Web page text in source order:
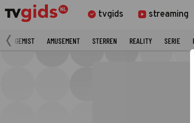
tvgids streaming
GEMIST AMUSEMENT STERREN REALITY SERIE